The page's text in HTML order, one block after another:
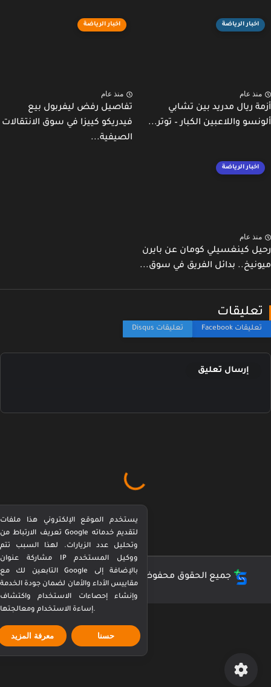
اخبار الرياضة
عام
ريال مدريد بين تشابي
واللاعبين الكبار – توتر...
اخبار الرياضة
منذ عام
تفاصيل رفض ليفربول بيع
فيدريكو كييزا في سوق الانتقالات
الصيفية...
اخبار الرياضة
عام
كينغسيلي كومان عن بايرن
بدائل الفريق في سوق...
إرسال تعليق
جميع الحقوق محفوظة © كورة بيرفكت Perfect Kora
يستخدم الموقع الإلكتروني هذا ملفات
تعريف الارتباط من Google لتقديم خدماته
وتحليل عدد الزيارات. لهذا السبب تتم
مشاركة عنوان IP ووكيل المستخدم
التابعين لك مع Google بالإضافة إلى
مقاييس الأداء والأمان لضمان جودة الخدمة
وإنشاء إحصاءات الاستخدام واكتشاف
معرفة المزيد حسنا